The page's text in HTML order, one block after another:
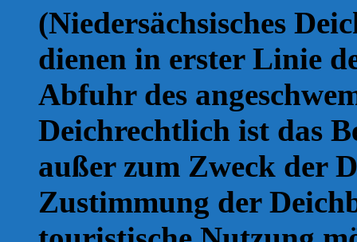
(Niedersächsisches
dienen in erster Linie
Abfuhr des
Deichrechtlich ist das
außer zum Zweck der
Zustimmung der